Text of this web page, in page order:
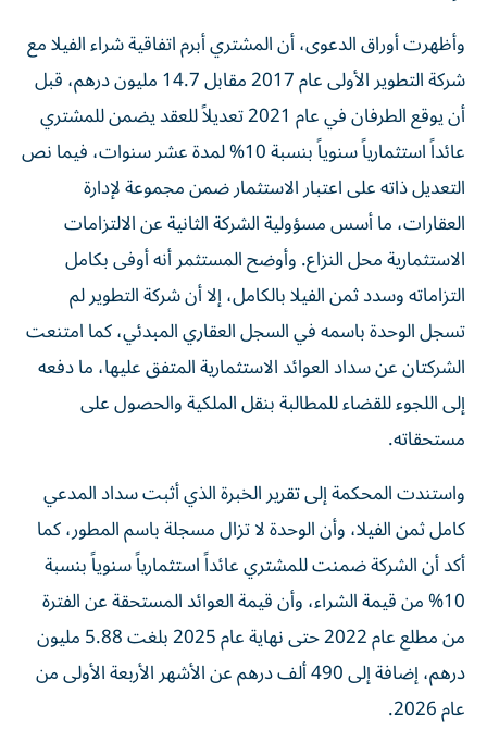
وأظهرت أوراق الدعوى، أن المشتري أبرم اتفاقية شراء الفيلا مع
شركة التطوير الأولى عام 2017 مقابل 14.7 مليون درهم، قبل
أن يوقع الطرفان في عام 2021 تعديلاً للعقد يضمن للمشتري
عائداً استثمارياً سنوياً بنسبة 10% لمدة عشر سنوات، فيما نص
التعديل ذاته على اعتبار الاستثمار ضمن مجموعة لإدارة
العقارات، ما أسس مسؤولية الشركة الثانية عن الالتزامات
الاستثمارية محل النزاع. وأوضح المستثمر أنه أوفى بكامل
التزاماته وسدد ثمن الفيلا بالكامل، إلا أن شركة التطوير لم
تسجل الوحدة باسمه في السجل العقاري المبدئي، كما امتنعت
الشركتان عن سداد العوائد الاستثمارية المتفق عليها، ما دفعه
إلى اللجوء للقضاء للمطالبة بنقل الملكية والحصول على
مستحقاته.
واستندت المحكمة إلى تقرير الخبرة الذي أثبت سداد المدعي
كامل ثمن الفيلا، وأن الوحدة لا تزال مسجلة باسم المطور، كما
أكد أن الشركة ضمنت للمشتري عائداً استثمارياً سنوياً بنسبة
10% من قيمة الشراء، وأن قيمة العوائد المستحقة عن الفترة
من مطلع عام 2022 حتى نهاية عام 2025 بلغت 5.88 مليون
درهم، إضافة إلى 490 ألف درهم عن الأشهر الأربعة الأولى من
عام 2026.